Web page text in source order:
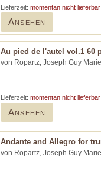
Lieferzeit: momentan nicht lieferbar
Ansehen
Au pied de l'autel vol.1 60
von Ropartz, Joseph Guy Marie
Lieferzeit: momentan nicht lieferbar
Ansehen
Andante and Allegro for
von Ropartz, Joseph Guy Marie